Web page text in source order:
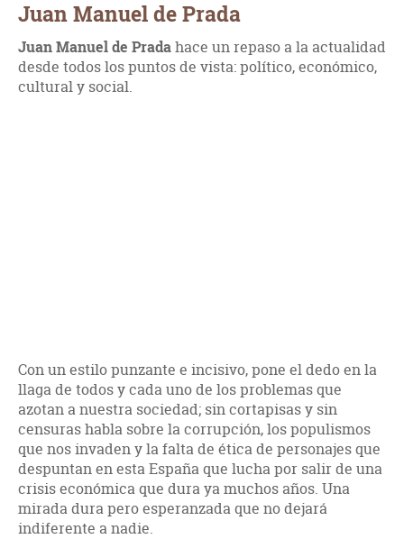
Juan Manuel de Prada
Juan Manuel de Pradahace un repaso a la actualidad
desde todos los puntos de vista: político, económico,
cultural y social.
Con un estilo punzante e incisi­vo, pone el dedo en la
llaga de todos y cada uno de los problemas que
azotan a nuestra sociedad; sin cortapisas y sin
censuras habla sobre la corrupción, los populismos
que nos invaden y la falta de ética de personajes que
despuntan en esta España que lucha por salir de una
crisis económica que dura ya muchos años. Una
mirada dura pero esperan­zada que no dejará
indiferente a nadie.